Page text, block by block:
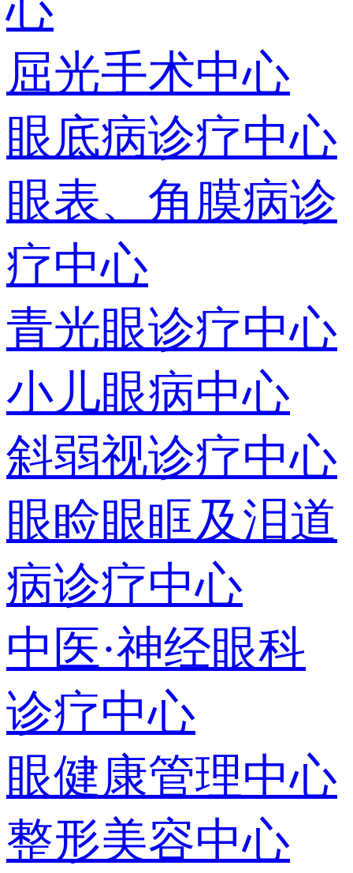
屈光手术中心
眼底病诊疗中心
眼表、角膜病诊
疗中心
青光眼诊疗中心
小儿眼病中心
斜弱视诊疗中心
眼睑眼眶及泪道
病诊疗中心
中医·神经眼科
诊疗中心
眼健康管理中心
整形美容中心